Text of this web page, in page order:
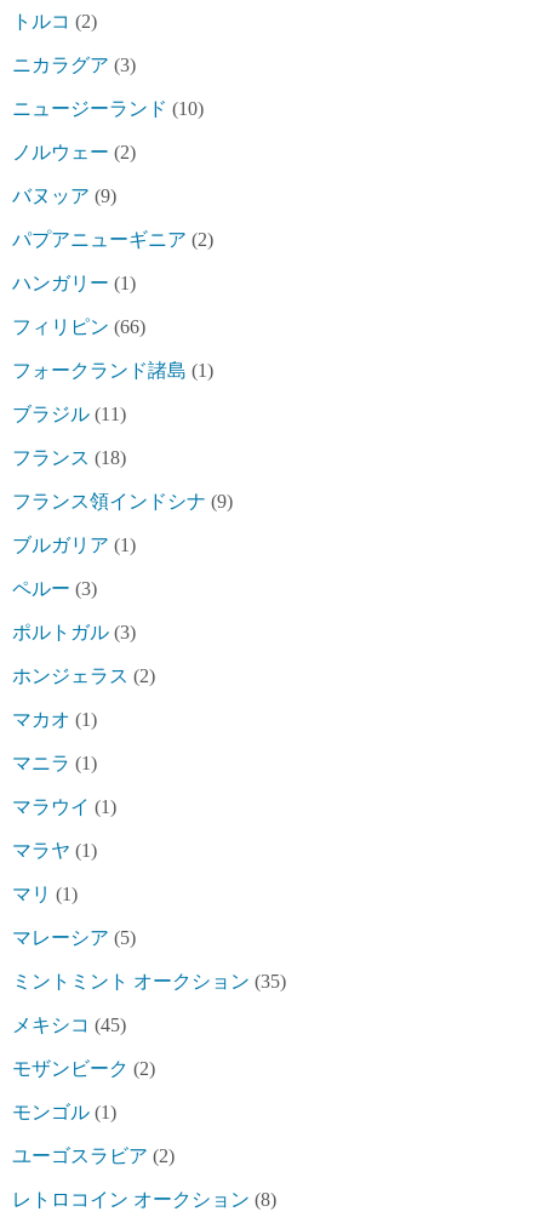
トルコ (2)
ニカラグア (3)
ニュージーランド (10)
ノルウェー (2)
バヌッア (9)
パプアニューギニア (2)
ハンガリー (1)
フィリピン (66)
フォークランド諸島 (1)
ブラジル (11)
フランス (18)
フランス領インドシナ (9)
ブルガリア (1)
ペルー (3)
ポルトガル (3)
ホンジェラス (2)
マカオ (1)
マニラ (1)
マラウイ (1)
マラヤ (1)
マリ (1)
マレーシア (5)
ミントミント オークション (35)
メキシコ (45)
モザンビーク (2)
モンゴル (1)
ユーゴスラビア (2)
レトロコイン オークション (8)